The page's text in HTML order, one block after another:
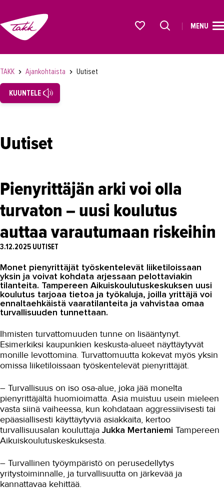
OPISKELIJAKSI
YRITYKSILLE
AJANKOHTAISTA
Uutiset
Loistoduuni
Asiakaslehti Sauma
Blogi
OMA TAKK
YHTEYSTIEDOT
IN ENGLISH
MENU
TAKK Ajankohtaista Uutiset
KUUNTELE
Uutiset
Pienyrittäjän arki voi olla
turvaton – uusi koulutus
auttaa varautumaan riskeihin
3.12.2025 UUTISET
Monet pienyrittäjät työskentelevät liiketiloissaan
yksin ja voivat kohdata arjessaan pelottaviakin
tilanteita. Tampereen Aikuiskoulutuskeskuksen uusi
koulutus tarjoaa tietoa ja työkaluja, joilla yrittäjä voi
ennaltaehkäistä vaaratilanteita ja vahvistaa omaa
turvallisuuden tunnettaan.
Ihmisten turvattomuuden tunne on lisääntynyt.
Esimerkiksi kaupunkien keskusta-alueet näyttäytyvät
monille levottomina. Turvattomuutta kokevat myös yksin
omissa liiketiloissaan työskentelevät pienyrittäjät.
– Turvallisuus on iso osa-alue, joka jää monelta
pienyrittäjältä huomioimatta. Asia muistuu usein mieleen
vasta siinä vaiheessa, kun kohdataan aggressiivisesti tai
epäasiallisesti käyttäytyviä asiakkaita, kertoo
turvallisuusalan kouluttaja Jukka Mertaniemi Tampereen
Aikuiskoulutuskeskuksesta.
– Turvallinen työympäristö on perusedellytys
yritystoiminnalle, ja turvallisuutta on järkevää ja
kannattavaa kehittää.